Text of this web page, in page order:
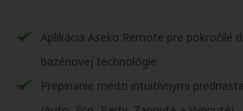
Aplikácia Aseko Remote pre pokročilé
bazénovej technológie
Prepínanie medzi intuitívnymi